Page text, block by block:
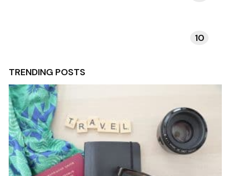
10
TRENDING POSTS